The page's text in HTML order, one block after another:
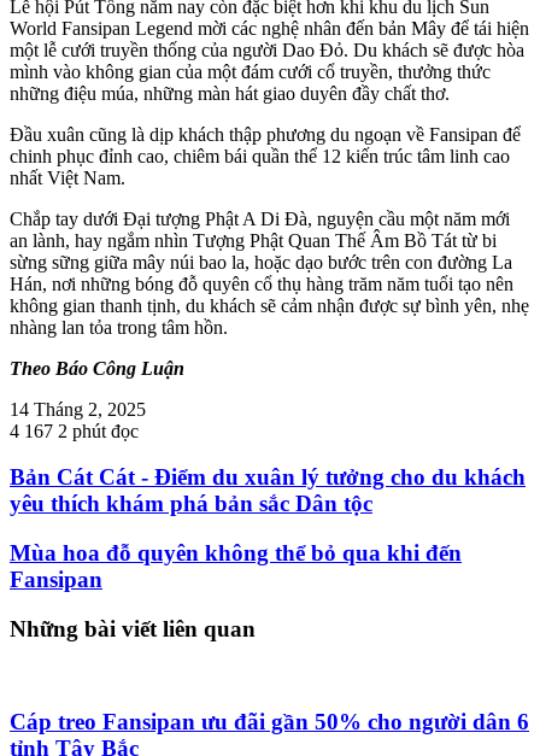
Lễ hội Pút Tồng năm nay còn đặc biệt hơn khi khu du lịch Sun
World Fansipan Legend mời các nghệ nhân đến bản Mây để tái hiện
một lễ cưới truyền thống của người Dao Đỏ. Du khách sẽ được hòa
mình vào không gian của một đám cưới cổ truyền, thưởng thức
những điệu múa, những màn hát giao duyên đầy chất thơ.
Đầu xuân cũng là dịp khách thập phương du ngoạn về Fansipan để
chinh phục đỉnh cao, chiêm bái quần thể 12 kiến trúc tâm linh cao
nhất Việt Nam.
Chắp tay dưới Đại tượng Phật A Di Đà, nguyện cầu một năm mới
an lành, hay ngắm nhìn Tượng Phật Quan Thế Âm Bồ Tát từ bi
sừng sững giữa mây núi bao la, hoặc dạo bước trên con đường La
Hán, nơi những bóng đỗ quyên cổ thụ hàng trăm năm tuổi tạo nên
không gian thanh tịnh, du khách sẽ cảm nhận được sự bình yên, nhẹ
nhàng lan tỏa trong tâm hồn.
Theo Báo Công Luận
14 Tháng 2, 2025
4 167 2 phút đọc
Bản Cát Cát - Điểm du xuân lý tưởng cho du khách
yêu thích khám phá bản sắc Dân tộc
Mùa hoa đỗ quyên không thể bỏ qua khi đến
Fansipan
Những bài viết liên quan
Cáp treo Fansipan ưu đãi gần 50% cho người dân 6
tỉnh Tây Bắc